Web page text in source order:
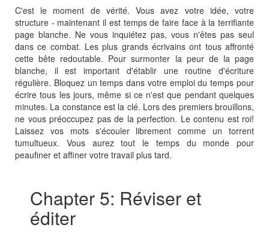
C'est le moment de vérité. Vous avez votre idée, votre
structure - maintenant il est temps de faire face à la terrifiante
page blanche. Ne vous inquiétez pas, vous n'êtes pas seul
dans ce combat. Les plus grands écrivains ont tous affronté
cette bête redoutable. Pour surmonter la peur de la page
blanche, il est important d'établir une routine d'écriture
régulière. Bloquez un temps dans votre emploi du temps pour
écrire tous les jours, même si ce n'est que pendant quelques
minutes. La constance est la clé. Lors des premiers brouillons,
ne vous préoccupez pas de la perfection. Le contenu est roi!
Laissez vos mots s'écouler librement comme un torrent
tumultueux. Vous aurez tout le temps du monde pour
peaufiner et affiner votre travail plus tard.
Chapter 5: Réviser et
éditer